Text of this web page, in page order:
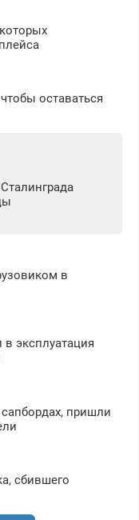
оставаться
в
эксплуатация
пришли
сбившего